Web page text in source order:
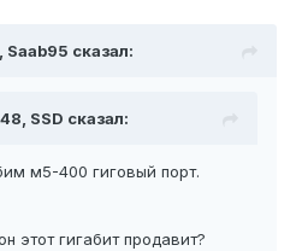
сказал:
SSD сказал:
м5-400 гиговый порт.
этот гигабит продавит?